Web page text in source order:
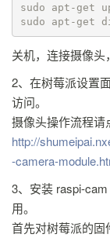
sudo apt-get
sudo apt-get
关机，连接摄像头
2、在树莓派设置
访问。
摄像头操作流程请
http://
-camera-
3、安装 raspi-
用。
首先对树莓派的固